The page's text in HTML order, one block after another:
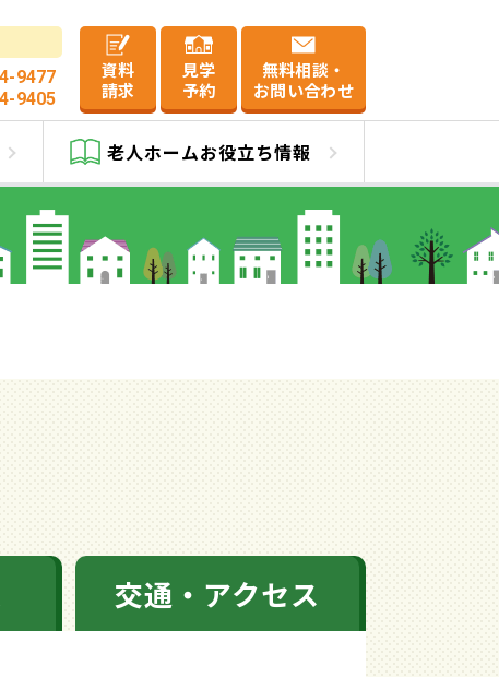
9477
9405
資料
請求
見学
予約
無料相談・
お問い合わせ
老人ホームお役立ち情報
交通・アクセス